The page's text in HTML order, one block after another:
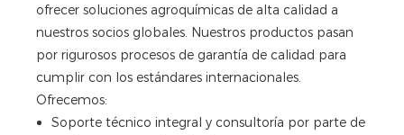
ofrecer soluciones agroquímicas de alta calidad a
nuestros socios globales. Nuestros productos pasan
por rigurosos procesos de garantía de calidad para
cumplir con los estándares internacionales.
Ofrecemos:
Soporte técnico integral y consultoría por parte de